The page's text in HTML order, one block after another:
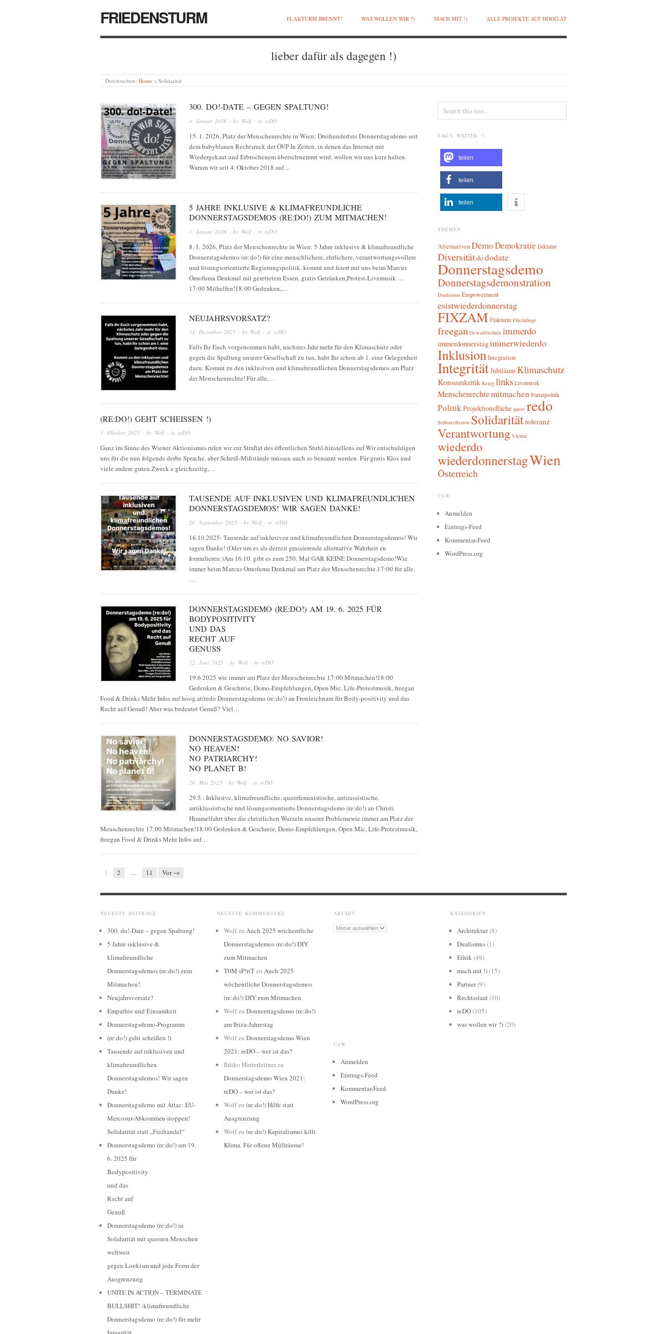
FRIEDENSTURM FLAKTURM BRENNT! WAS WOLLEN WIR ?) MACH MIT !) ALLE PROJEKTE AUF HOOG.AT
lieber dafür als dagegen !)
Durchsuchen: Home » Solidarität
300. DO!-DATE – GEGEN SPALTUNG!
4. Januar 2026 · by Wolf· in reDO
15. 1. 2026, Platz der Menschenrechte in Wien: Dreihundertste Donnerstagsdemo seit
dem babyblauen Rechtsruck der ÖVP In Zeiten, in denen das Internet mit
Wiedergekaut und Erbrochenem überschwemmt wird, wollen wir uns kurz halten.
Warum wir seit 4. Oktober 2018 auf…
5 JAHRE INKLUSIVE & KLIMAFREUNDLICHE
DONNERSTAGSDEMOS (RE:DO!) ZUM MITMACHEN!
3. Januar 2026 · by Wolf· in reDO
8. 1. 2026, Platz der Menschenrechte in Wien: 5 Jahre inklusive & klimafreundliche
Donnerstagsdemos (re:do!) für eine menschlichere, ehrlichere, verantwortungsvollere
und lösungsorientierte Regierungspolitik. kommt und feiert mit uns beim Marcus
Omofuma Denkmal mit gerettetem Essen, gratis Getränken,Protest-Livemusik …
17:00 Mithelfen!18:00 Gedenken,…
NEUJAHRSVORSATZ?
31. Dezember 2025 · by Wolf· in reDO
Falls Ihr Euch vorgenommen habt, nächstes Jahr mehr für den Klimaschutz oder
gegen die Spaltung unserer Gesellschaft zu tun, habt Ihr schon ab 1. eine Gelegenheit
dazu. Kommt zu den inklusiven und klimafreundlichen Donnerstagsdemos am Platz
der Menschenrechte! Für alle,…
(RE:DO!) GEHT SCHEISSEN !)
3. Oktober 2025 · by Wolf· in reDO
Ganz im Sinne des Wiener Aktionismus rufen wir zur Straftat des öffentlichen Stuhl-hinstellens auf Wir entschuldigen
uns für die nun folgende derbe Sprache, aber Scheiß-Mißstände müssen auch so benannt werden. Für gratis Klos und
viele andere guten Zweck e gleichzeitig,…
TAUSENDE AUF INKLUSIVEN UND KLIMAFREUNDLICHEN
DONNERSTAGSDEMOS! WIR SAGEN DANKE!
26. September 2025 · by Wolf· in reDO
16.10.2025: Tausende auf inklusiven und klimafreundlichen Donnerstagsdemos! Wir
sagen Danke! (Oder um es als derzeit grassierende alternative Wahrheit zu
formulieren:)Am 16.10. gibt es zum 250. Mal GAR KEINE Donnerstagsdemo!Wie
immer beim Marcus Omofuma Denkmal am Platz der Menschenrechte.17:00 für alle,
…
DONNERSTAGSDEMO (RE:DO!) AM 19. 6. 2025 FÜR
BODYPOSITIVITY
UND DAS
RECHT AUF
GENUSS
12. Juni 2025 · by Wolf· in reDO
19.6.2025 wie immer am Platz der Menschenrechte 17:00 Mitmachen!18:00
Gedenken & Geschreie, Demo-Empfehlungen, Open Mic, Life-Protestmusik, freegan
Food & Drinks Mehr Infos auf hoog.at/redo Donnerstagsdemo (re:do!) an Fronleichnam für Body-positivity und das
Recht auf Genuß! Aber was bedeutet Genuß? Viel…
DONNERSTAGSDEMO: NO SAVIOR!
NO HEAVEN!
NO PATRIARCHY!
NO PLANET B!
26. Mai 2025 · by Wolf· in reDO
29.5.: Inklusive, klimafreundliche, queerfeministische, antirassistische,
antiklassistische und lösungsorientierte Donnerstagsdemo (re:do!) an Christi
Himmelfahrt über die christlichen Wurzeln unserer Problemewie immer am Platz der
Menschenrechte 17:00 Mitmachen!18:00 Gedenken & Geschreie, Demo-Empfehlungen, Open Mic, Life-Protestmusik,
freegan Food & Drinks Mehr Infos auf…
1 2 … 11 Vor →
SAG'S WEITER !)
teilen
teilen
teilen
THEMEN
AlternativenDemoDemokratie Diktatur
Diversitätdododate
Donnerstagsdemo
Donnerstagsdemonstration
Dualismus Empowerment
esistwiederdonnerstag
FIXZAM Flakturm Flüchtlinge
freegan Gewaltfreiheit immerdo
immerdonnerstagimmerwiederdo
InklusionIntegration
IntegritätJubiläumKlimaschutz
Konsumkritik Krieg linksLivemusik
Menschenrechtemitmachen Parteipolitik
PolitikProjektionsfläche queer redo
Selbstreflexion Solidaritättoleranz
Verantwortung Vienna
wiederdo
wiederdonnerstagWien
Österreich
USW.
Anmelden
Eintrags-Feed
Kommentar-Feed
WordPress.org
NEUESTE BEITRÄGE
300. do!-Date – gegen Spaltung!
5 Jahre inklusive &
klimafreundliche
Donnerstagsdemos (re:do!) zum
Mitmachen!
Neujahrsvorsatz?
Empathie und Einsamkeit
Donnerstagsdemo-Programm
(re:do!) geht scheißen !)
Tausende auf inklusiven und
klimafreundlichen
Donnerstagsdemos! Wir sagen
Danke!
Donnerstagsdemo mit Attac: EU-
Mercosur-Abkommen stoppen!
Solidarität statt „Freihandel“
Donnerstagsdemo (re:do!) am 19.
6. 2025 für
Bodypositivity
und das
Recht auf
Genuß
Donnerstagsdemo (re:do!) in
Solidarität mit queeren Menschen
weltweit
gegen Lookism und jede Form der
Ausgrenzung
UNITE IN ACTION – TERMINATE
BULLSHIT! -klimafreundliche
Donnerstagsdemo (re:do!) für mehr
NEUESTE KOMMENTARE
Wolfzu Auch 2025 wöchentliche
Donnerstagsdemos (re:do!) DIY
zum Mitmachen
T0M sP!riTzu Auch 2025
wöchentliche Donnerstagsdemos
(re:do!) DIY zum Mitmachen
Wolfzu Donnerstagsdemo (re:do!)
am Ibiza-Jahrestag
Wolfzu Donnerstagsdemo Wien
2021: reDO – wer ist das?
Ildiko Hinterleitnerzu
Donnerstagsdemo Wien 2021:
reDO – wer ist das?
Wolfzu (re:do!) Hilfe statt
Ausgrenzung
Wolfzu (re:do!) Kapitalismus killt
Klima. Für offene Müllräume!
ARCHIV:
Archiv:
KATEGORIEN
Architektur(8)
Dualismus(1)
Ethik(49)
mach mit !)(15)
Partner(9)
Rechtsstaat(10)
reDO(105)
was wollen wir ?)(20)
USW.
Anmelden
Eintrags-Feed
Kommentar-Feed
WordPress.org